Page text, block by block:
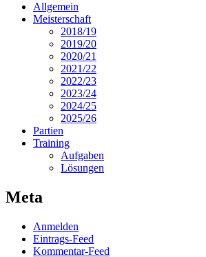
Allgemein
Meisterschaft
2018/19
2019/20
2020/21
2021/22
2022/23
2023/24
2024/25
2025/26
Partien
Training
Aufgaben
Lösungen
Meta
Anmelden
Eintrags-Feed
Kommentar-Feed